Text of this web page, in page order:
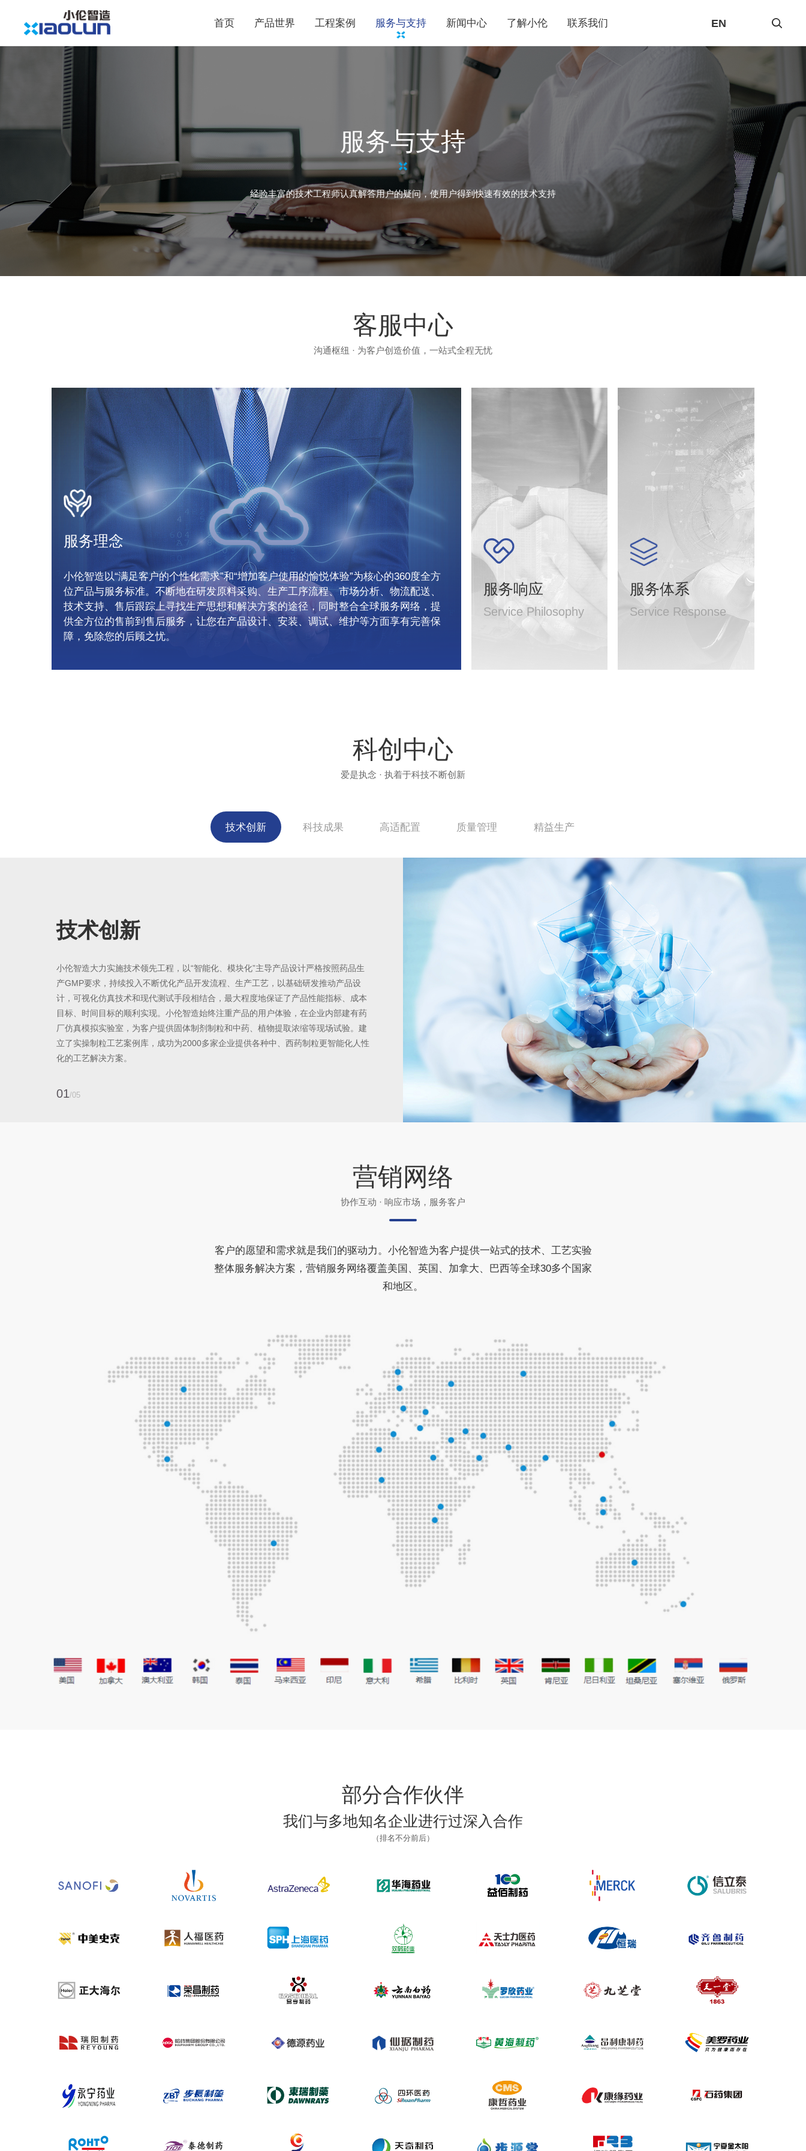
首页 产品世界 工程案例 服务与支持 新闻中心 了解小伦 联系我们 EN
服务与支持
经验丰富的技术工程师认真解答用户的疑问，使用户得到快速有效的技术支持
客服中心
沟通枢纽 · 为客户创造价值，一站式全程无忧
服务理念
小伦智造以“满足客户的个性化需求”和“增加客户使用的愉悦体验”为核心的360度全方
位产品与服务标准。不断地在研发原料采购、生产工序流程、市场分析、物流配送、
技术支持、售后跟踪上寻找生产思想和解决方案的途径，同时整合全球服务网络，提
供全方位的售前到售后服务，让您在产品设计、安装、调试、维护等方面享有完善保
障，免除您的后顾之忧。
服务响应
Service Philosophy
服务体系
Service Response
科创中心
爱是执念 · 执着于科技不断创新
技术创新 科技成果 高适配置 质量管理 精益生产
技术创新
小伦智造大力实施技术领先工程，以“智能化、模块化”主导产品设计严格按照药品生
产GMP要求，持续投入不断优化产品开发流程、生产工艺，以基础研发推动产品设
计，可视化仿真技术和现代测试手段相结合，最大程度地保证了产品性能指标、成本
目标、时间目标的顺利实现。小伦智造始终注重产品的用户体验，在企业内部建有药
厂仿真模拟实验室，为客户提供固体制剂制粒和中药、植物提取浓缩等现场试验。建
立了实操制粒工艺案例库，成功为2000多家企业提供各种中、西药制粒更智能化人性
化的工艺解决方案。
科技成果
小伦智造专注技术研发和创新，现为中国制药装备行业协会理事单位，专精特新“小巨
人”企业、国家火炬计划重点高新技术企业，国家火炬计划项目承担单位，温州市重点
企业，拥有国家专利130余项，其中发明专利17余项，主要产品被评为'制药机械代替
进口产品”，先后获国家科委、国家技术监督局等五部委颁发的“国家级重点新产品”殊
小伦智造以创新推动进步，公司研发中心拥有中、高级技术人员百余人建有省级企业
研究院。积极开展与知名院校及专业机构建立良好的合作关系，形成完善的产、学、
研适配机制，建先进的“工业4.0智能工厂实验室”为小伦智造产品研发、工艺实验、智
能工厂等科研成果验证及应用提供坚实保障。
质量管理
小伦智造有效运用IS09001质量管理体系、1S014001环境管理体系，执行严格的质量
控制标准，严格规范原材料进厂、机械加工、装配、调试、检验及成品出厂的检验流
程，建立长期跟踪质量监管体系，不断了解客户满意度持续改进产品质量。
小伦智造不断引入先进制造工艺设备，定期组织员工质量培训，持续推进OCC质量改
善活动，通过对生产流程的精益化设计，提高了对生产过程的周密管理，有效利用工
艺流程卡、专用测试及工艺设备，结合产品追溯系统保障产品完整的制造性与使用
性。
01/05
营销网络
协作互动 · 响应市场，服务客户
客户的愿望和需求就是我们的驱动力。小伦智造为客户提供一站式的技术、工艺实验
整体服务解决方案，营销服务网络覆盖美国、英国、加拿大、巴西等全球30多个国家
和地区。
部分合作伙伴
我们与多地知名企业进行过深入合作
（排名不分前后）